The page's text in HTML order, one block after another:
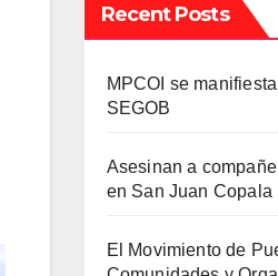
Recent Posts
MPCOI se
SEGOB
Asesinan a
en San Juan Copala
El Movimiento de